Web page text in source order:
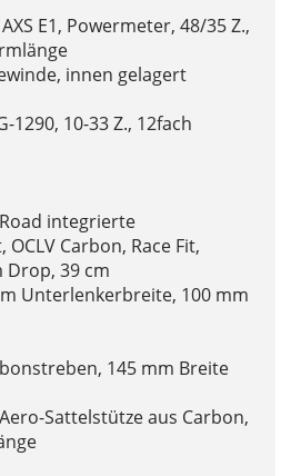
E1, Powermeter, 48/35 Z.,
innen gelagert
1290, 10-33 Z., 12fach
integrierte
Carbon, Race Fit,
Drop, 39 cm
Unterlenkerbreite, 100 mm
145 mm Breite
Sattelstütze aus Carbon,